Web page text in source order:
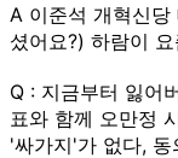
A 이준석 개혁신
셨어요?) 하람이
Q : 지금부터 잃어
표와 함께 오만정
'싸가지'가 없다, 동